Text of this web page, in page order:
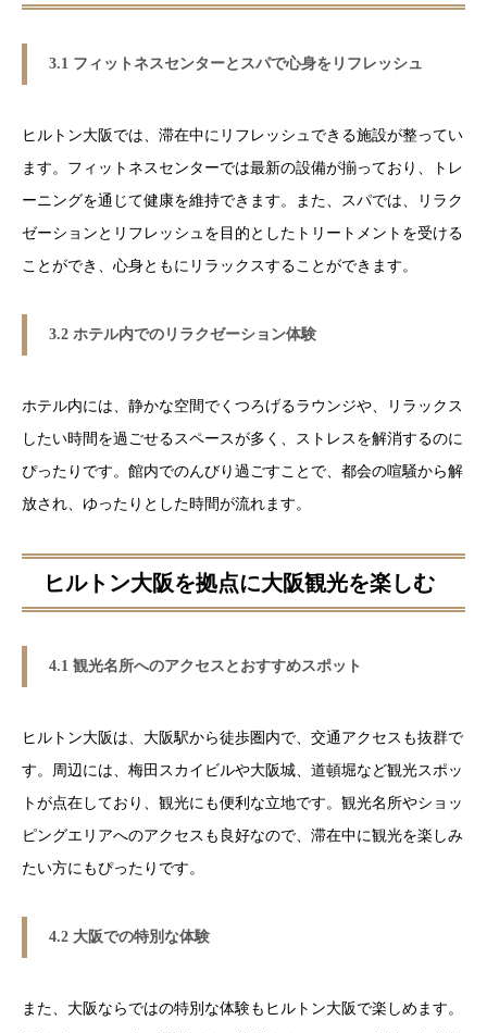
3.1 フィットネスセンターとスパで心身をリフレッシュ
ヒルトン大阪では、滞在中にリフレッシュできる施設が整ってい
ます。フィットネスセンターでは最新の設備が揃っており、トレ
ーニングを通じて健康を維持できます。また、スパでは、リラク
ゼーションとリフレッシュを目的としたトリートメントを受ける
ことができ、心身ともにリラックスすることができます。
3.2 ホテル内でのリラクゼーション体験
ホテル内には、静かな空間でくつろげるラウンジや、リラックス
したい時間を過ごせるスペースが多く、ストレスを解消するのに
ぴったりです。館内でのんびり過ごすことで、都会の喧騒から解
放され、ゆったりとした時間が流れます。
ヒルトン大阪を拠点に大阪観光を楽しむ
4.1 観光名所へのアクセスとおすすめスポット
ヒルトン大阪は、大阪駅から徒歩圏内で、交通アクセスも抜群で
す。周辺には、梅田スカイビルや大阪城、道頓堀など観光スポッ
トが点在しており、観光にも便利な立地です。観光名所やショッ
ピングエリアへのアクセスも良好なので、滞在中に観光を楽しみ
たい方にもぴったりです。
4.2 大阪での特別な体験
また、大阪ならではの特別な体験もヒルトン大阪で楽しめます。